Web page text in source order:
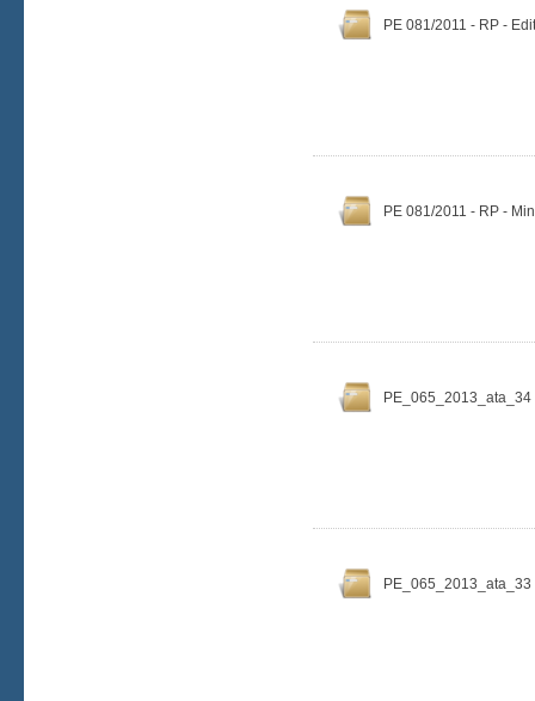
PE 081/2011 - RP -
PE 081/2011 - RP -
PE_065_2013_ata_34
PE_065_2013_ata_33